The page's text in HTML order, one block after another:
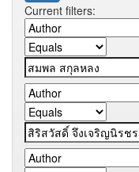
Current filters: